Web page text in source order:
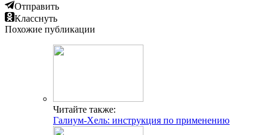
Отправить
Класснуть
Похожие публикации
Читайте также:
Галиум-Хель: инструкция по применению